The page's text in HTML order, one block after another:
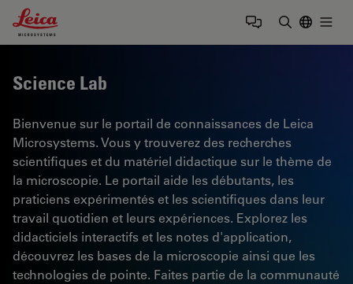
Leica Microsystems Logo
Science Lab
Bienvenue sur le portail de connaissances de Leica
Microsystems. Vous y trouverez des recherches
scientifiques et du matériel didactique sur le thème de
la microscopie. Le portail aide les débutants, les
praticiens expérimentés et les scientifiques dans leur
travail quotidien et leurs expériences. Explorez les
didacticiels interactifs et les notes d'application,
découvrez les bases de la microscopie ainsi que les
technologies de pointe. Faites partie de la communauté